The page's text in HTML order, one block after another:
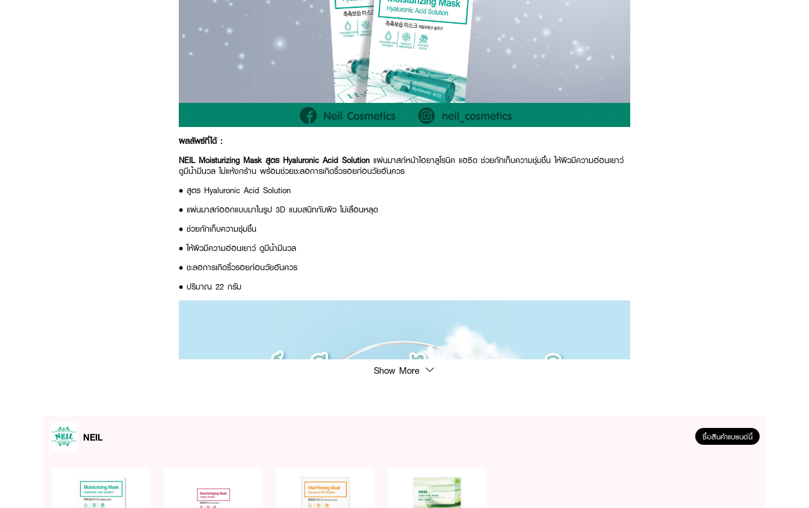
ผลลัพธ์ที่ได้ :
NEIL Moisturizing Mask สูตร Hyaluronic Acid Solution แผ่นมาสก์หน้าไฮยาลูโรนิค แอซิด ช่วยกักเก็บความชุ่มชื้น ให้ผิวมีความอ่อนเยาว์
ดูมีน้ำมีนวล ไม่แห้งกร้าน พร้อมช่วยชะลอการเกิดริ้วรอยก่อนวัยอันควร
• สูตร Hyaluronic Acid Solution
• แผ่นมาสก์ออกแบบมาในรูป 3D แนบสนิทกับผิว ไม่เลื่อนหลุด
• ช่วยกักเก็บความชุ่มชื้น
• ให้ผิวมีความอ่อนเยาว์ ดูมีน้ำมีนวล
• ชะลอการเกิดริ้วรอยก่อนวัยอันควร
• ปริมาณ 22 กรัม
Show More
NEIL ซื้อสินค้าแบรนด์นี้